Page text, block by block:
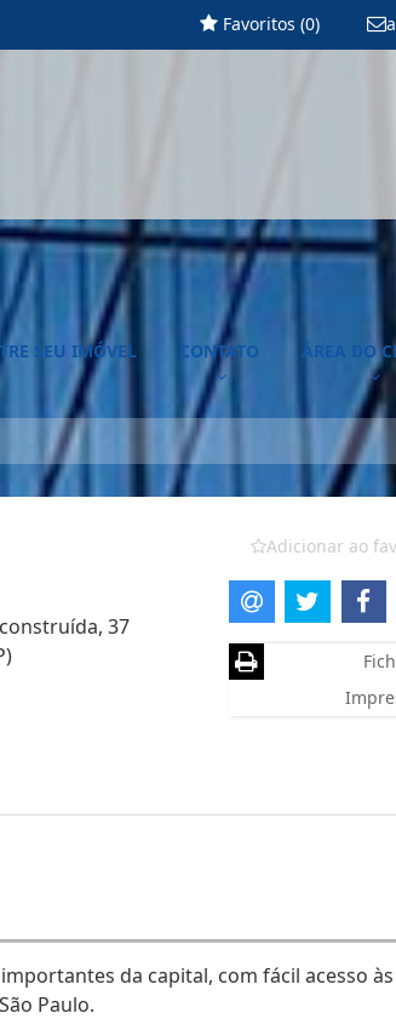
Favoritos (0)
SEU IMÓVEL CONTATO ÁREA DO
37
Adicionar ao
da capital, com fácil acesso às
Paulo.